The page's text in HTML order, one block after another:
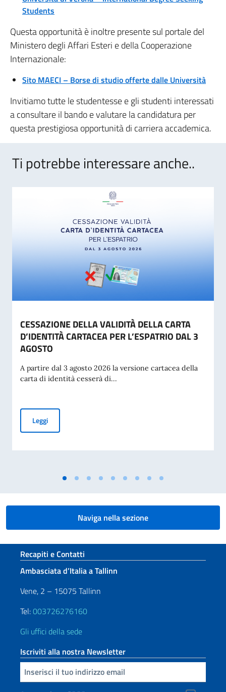
Students
Questa opportunità è inoltre presente sul portale del
Ministero degli Affari Esteri e della Cooperazione
Internazionale:
Sito MAECI – Borse di studio offerte dalle Università
Invitiamo tutte le studentesse e gli studenti interessati
a consultare il bando e valutare la candidatura per
questa prestigiosa opportunità di carriera accademica.
Ti potrebbe interessare anche..
CESSAZIONE DELLA VALIDITÀ DELLA CARTA
D’IDENTITÀ CARTACEA PER L’ESPATRIO DAL 3
AGOSTO
A partire dal 3 agosto 2026 la versione cartacea della
carta di identità cesserà di...
LeggiCESSAZIONE DELLA VALIDITÀ DELLA CARTA D’IDENTITÀ
Naviga nella sezione
Sezione footer
Recapiti e Contatti
Ambasciata d’Italia a Tallinn
Vene, 2 – 15075 Tallinn
Tel:003726276160
Gli uffici della sede
Iscriviti alla nostra Newsletter
Inserisci la tua email